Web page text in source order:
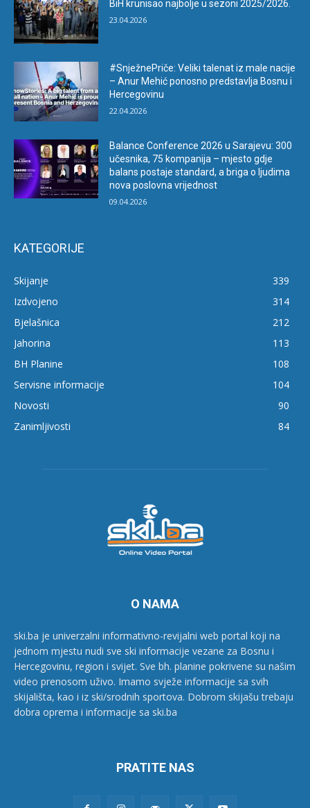
BiH krunisao najbolje u sezoni 2025/2026.
23.04.2026
#SnježnePriče: Veliki talenat iz male nacije
– Anur Mehić ponosno predstavlja Bosnu i
Hercegovinu
22.04.2026
Balance Conference 2026 u Sarajevu: 300
učesnika, 75 kompanija – mjesto gdje
balans postaje standard, a briga o ljudima
nova poslovna vrijednost
09.04.2026
KATEGORIJE
Skijanje
339
Izdvojeno
314
Bjelašnica
212
Jahorina
113
BH Planine
108
Servisne informacije
104
Novosti
90
Zanimljivosti
84
O NAMA
ski.ba je univerzalni informativno-revijalni web portal koji na
jednom mjestu nudi sve ski informacije vezane za Bosnu i
Hercegovinu, region i svijet. Sve bh. planine pokrivene su našim
video prenosom uživo. Imamo svježe informacije sa svih
skijališta, kao i iz ski/srodnih sportova. Dobrom skijašu trebaju
dobra oprema i informacije sa ski.ba
PRATITE NAS